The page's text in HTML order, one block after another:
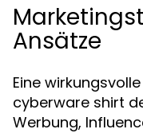
Ansätze
Eine
cyberware shirt
Werbung,